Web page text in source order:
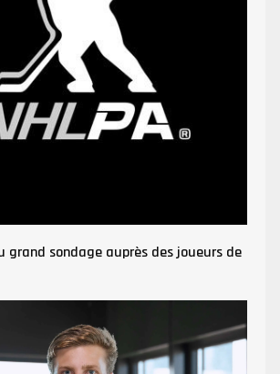
grand sondage auprès des joueurs de